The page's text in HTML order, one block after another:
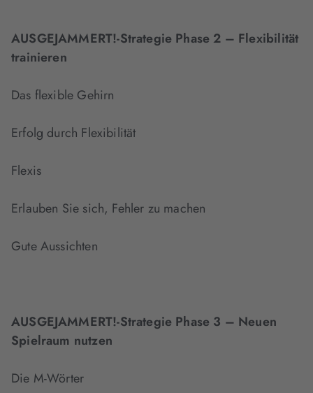
AUSGEJAMMERT!-Strategie Phase 2 – Flexibilität
trainieren
Das flexible Gehirn
Erfolg durch Flexibilität
Flexis
Erlauben Sie sich, Fehler zu machen
Gute Aussichten
AUSGEJAMMERT!-Strategie Phase 3 – Neuen
Spielraum nutzen
Die M-Wörter